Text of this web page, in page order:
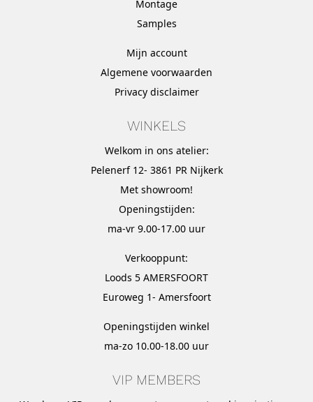
Montage
Samples
Mijn account
Algemene voorwaarden
Privacy disclaimer
WINKELS
Welkom in ons atelier:
Pelenerf 12- 3861 PR Nijkerk
Met showroom!
Openingstijden:
ma-vr 9.00-17.00 uur
Verkooppunt:
Loods 5 AMERSFOORT
Euroweg 1- Amersfoort
Openingstijden winkel
ma-zo 10.00-18.00 uur
VIP MEMBERS